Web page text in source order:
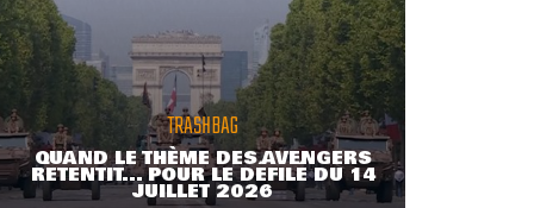
TRASHBAG
QUAND LE THÈME DES AVENGERS
RETENTIT... POUR LE DÉFILÉ DU 14
JUILLET 2026